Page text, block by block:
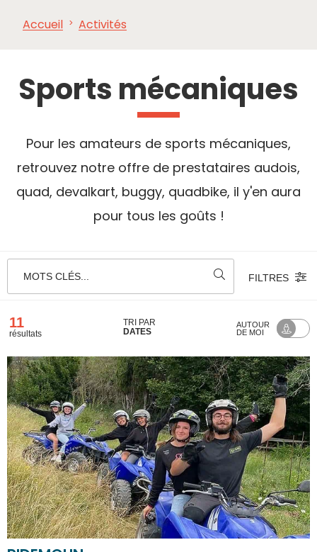
Accueil Activités
Sports mécaniques
Pour les amateurs de sports mécaniques,
retrouvez notre offre de prestataires audois,
quad, devalkart, buggy, quadbike, il y'en aura
pour tous les goûts !
MOTS CLÉS... FILTRES
11
résultats
TRI PAR
DATES
AUTOUR
DE MOI